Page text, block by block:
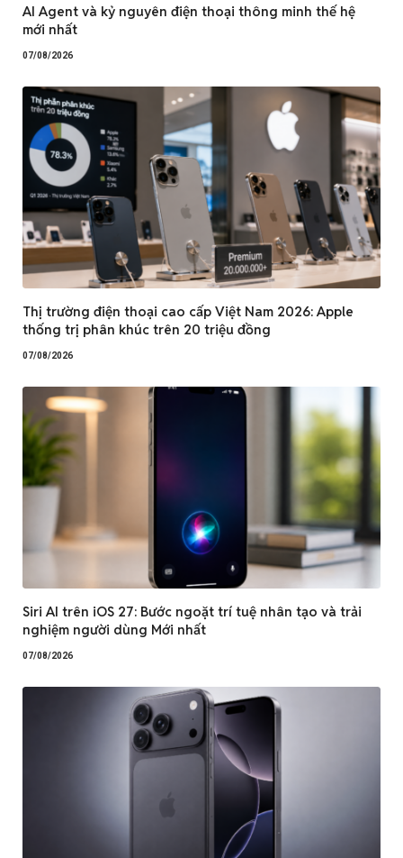
AI Agent và kỷ nguyên điện thoại thông minh thế hệ
mới nhất
07/08/2026
Thị trường điện thoại cao cấp Việt Nam 2026: Apple
thống trị phân khúc trên 20 triệu đồng
07/08/2026
Siri AI trên iOS 27: Bước ngoặt trí tuệ nhân tạo và trải
nghiệm người dùng Mới nhất
07/08/2026